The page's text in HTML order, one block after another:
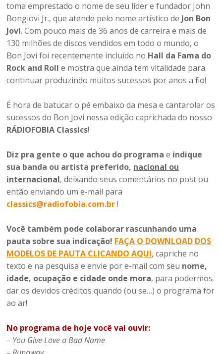
toma emprestado o nome de seu líder e fundador John
Bongiovi Jr., que atende pelo nome artístico de Jon Bon
Jovi. Com pouco mais de 36 anos de carreira e mais de
130 milhões de discos vendidos em todo o mundo, o
Bon Jovi foi recentemente incluído no Hall da Fama do
Rock and Roll e mostra que ainda tem vitalidade para
continuar produzindo muitos sucessos por anos a fio!
É hora de batucar o pé embaixo da mesa e cantarolar os
sucessos do Bon Jovi nessa edição caprichada do nosso
RÁDIOFOBIA Classics!
Diz pra gente o que achou do programa e indique
sua banda ou artista preferido, nacional ou
internacional, deixando seus comentários no post ou
então enviando um e-mail para
classics@radiofobia.com.br!
Você também pode colaborar rascunhando uma
pauta sobre sua indicação! FAÇA O DOWNLOAD DOS
MODELOS DE PAUTA CLICANDO AQUI, capriche no
texto e na pesquisa e envie por e-mail com seu nome,
idade, ocupação e cidade onde mora, para podermos
dar os devidos créditos quando (ou se…) o programa for
ao ar!
No programa de hoje você vai ouvir:
– You Give Love a Bad Name